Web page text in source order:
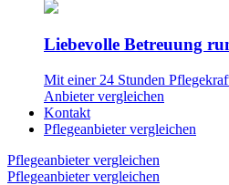
Liebevolle Betreuung
Mit einer 24 Stunden
Anbieter vergleichen
Kontakt
Pflegeanbieter vergleichen
Pflegeanbieter vergleichen
Pflegeanbieter vergleichen